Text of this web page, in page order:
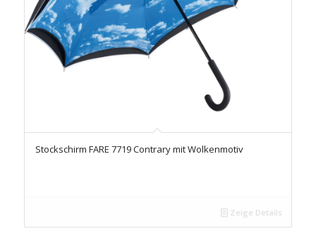
Stockschirm FARE 7719 Contrary mit Wolkenmotiv
Zeige Details